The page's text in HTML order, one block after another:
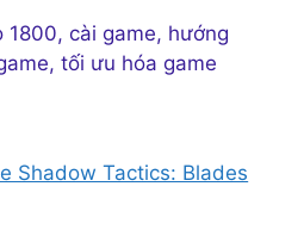
1800, cài game, hướng
tối ưu hóa game
Shadow Tactics: Blades